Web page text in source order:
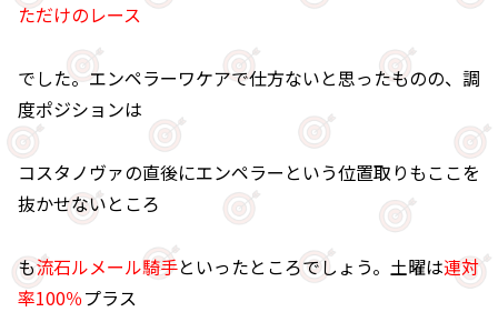
ただけのレース
でした。エンペラーワケアで仕方ないと思ったものの、調
度ポジションは
コスタノヴァの直後にエンペラーという位置取りもここを
抜かせないところ
も流石ルメール騎手といったところでしょう。土曜は連対
率100％プラス